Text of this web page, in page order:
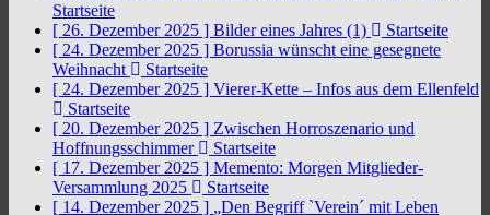
Startseite
[ 26. Dezember 2025 ] Bilder eines Jahres (1)
Startseite
[ 24. Dezember 2025 ] Borussia wünscht eine gesegnete
Weihnacht
Startseite
[ 24. Dezember 2025 ] Vierer-Kette – Infos aus dem Ellenfeld
Startseite
[ 20. Dezember 2025 ] Zwischen Horroszenario und
Hoffnungsschimmer
Startseite
[ 17. Dezember 2025 ] Memento: Morgen Mitglieder-
Versammlung 2025
Startseite
[ 14. Dezember 2025 ] „Den Begriff `Verein´ mit Leben